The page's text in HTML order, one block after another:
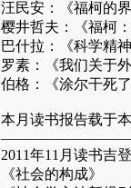
汪民安：《福柯的
樱井哲夫：《福柯
巴什拉：《科学精
罗素：《我们关于
伯格：《涂尔干死
本月读书报告载于
2011年11月读书吉
《社会的构成》